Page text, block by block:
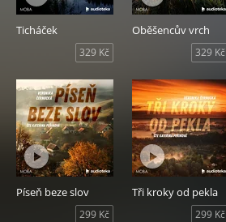
Ticháček
329 Kč
Oběšencův vrch
329 Kč
Píseň beze slov
299 Kč
Tři kroky od pekla
299 Kč